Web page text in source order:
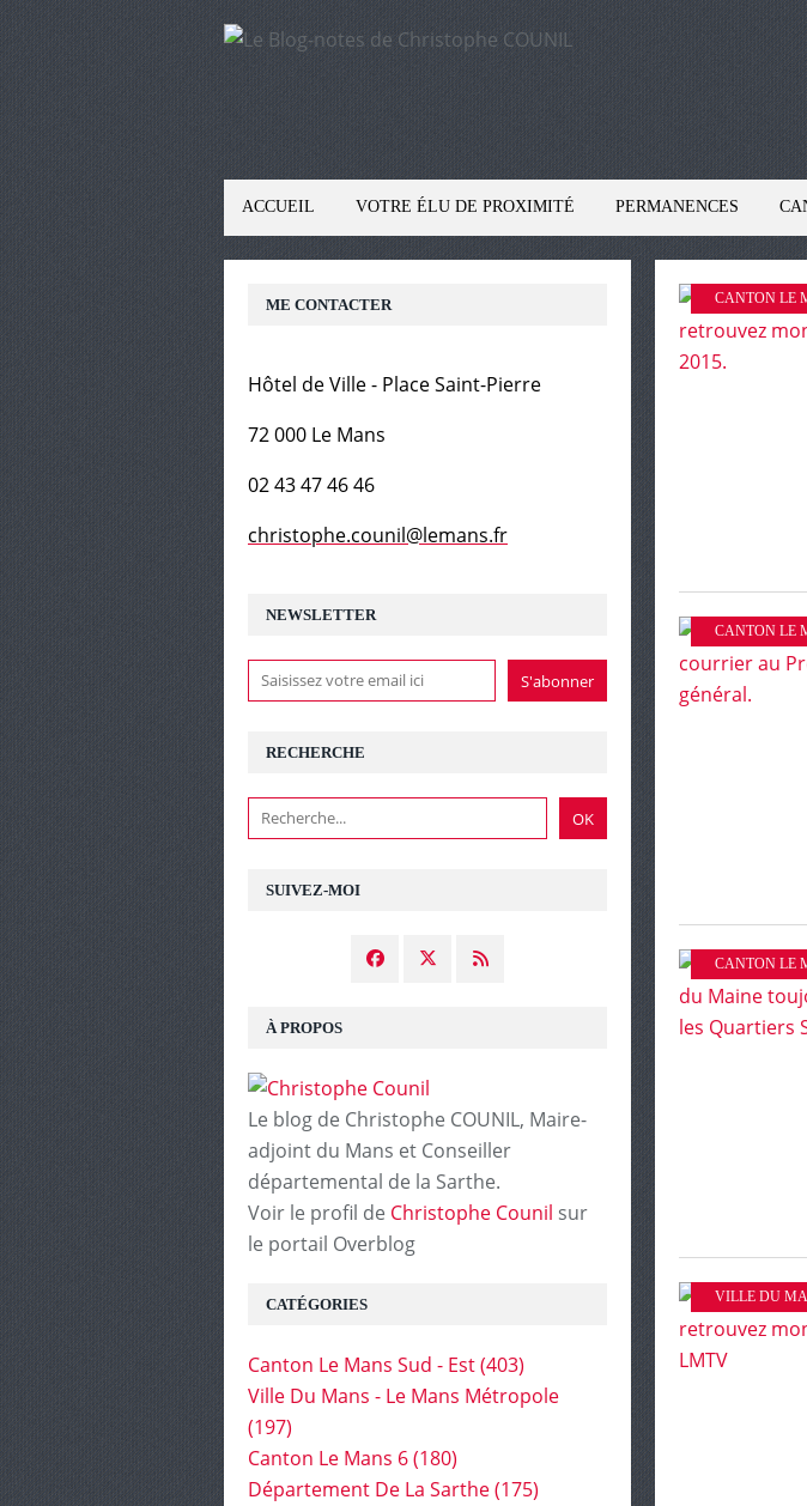
ACCUEIL VOTRE ÉLU DE PROXIMITÉ PERMANENCES
CANTON LE
CANTON LE
CANTON LE
NEWSLETTER
SUIVEZ-MOI
RECHERCHE
À PROPOS
Le blog de Christophe COUNIL, Maire-
adjoint du Mans et Conseiller
départemental de la Sarthe.
Voir le profil de Christophe Counil sur
le portail Overblog
CATÉGORIES
Canton Le Mans Sud - Est(403)
Ville Du Mans - Le Mans Métropole
(197)
Canton Le Mans 6(180)
Département De La Sarthe(175)
ME CONTACTER
Hôtel de Ville - Place Saint-Pierre
72 000 Le Mans
02 43 47 46 46
christophe.counil@lemans.fr